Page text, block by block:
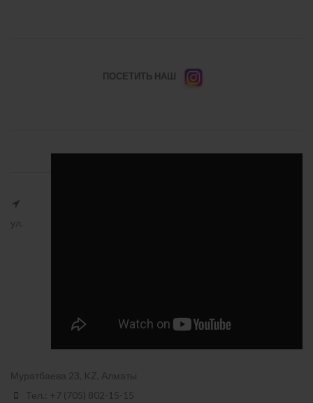
ПОСЕТИТЬ НАШ
ул.
Муратбаева 23, KZ, Алматы
Тел.: +7 (705) 802-15-15